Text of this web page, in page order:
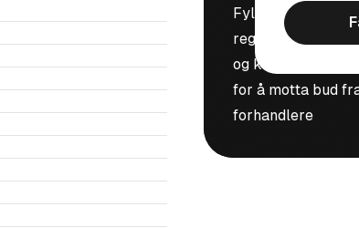
Fyll inn
og kilometerstand
for å motta bud
forhandlere